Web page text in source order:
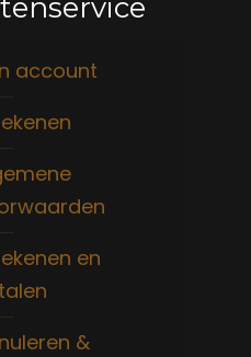
account
en
&